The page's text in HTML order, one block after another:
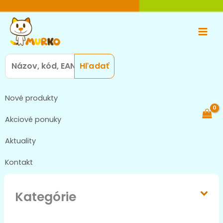
obsah
Main
Search
for:
Nové produkty
Akciové ponuky
Aktuality
Kontakt
Kategórie